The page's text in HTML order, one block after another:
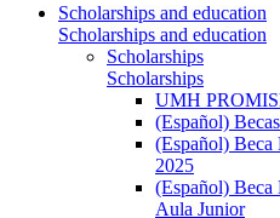
Scholarships and education
Scholarships and education
Scholarships
Scholarships
UMH
(Español)
(Español) Beca
2025
(Español) Beca
Aula Junior